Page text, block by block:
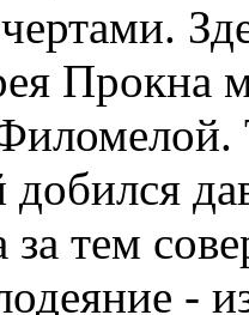
Прокна
добился
за тем
-